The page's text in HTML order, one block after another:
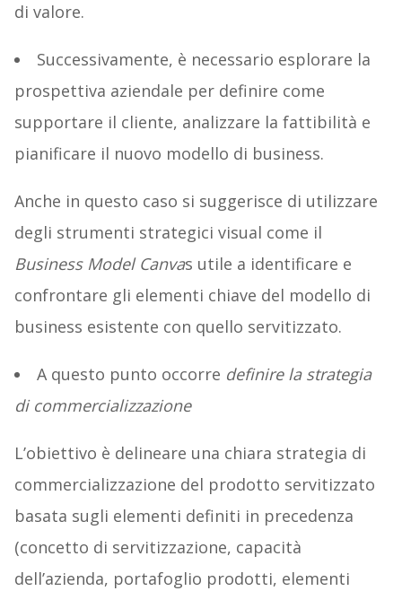
di valore.
Successivamente, è necessario esplorare la
prospettiva aziendale per definire come
supportare il cliente, analizzare la fattibilità e
pianificare il nuovo modello di business.
Anche in questo caso si suggerisce di utilizzare
degli strumenti strategici visual come il
Business Model Canvas utile a identificare e
confrontare gli elementi chiave del modello di
business esistente con quello servitizzato.
A questo punto occorre definire la strategia
di commercializzazione
L’obiettivo è delineare una chiara strategia di
commercializzazione del prodotto servitizzato
basata sugli elementi definiti in precedenza
(concetto di servitizzazione, capacità
dell’azienda, portafoglio prodotti, elementi